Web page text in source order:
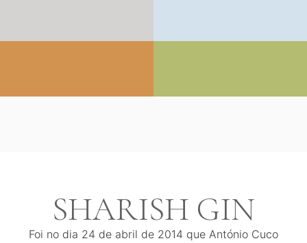
SHARISH GIN
Foi no dia 24 de abril de 2014 que António Cuco